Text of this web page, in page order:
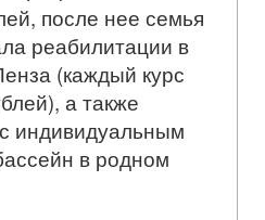
после нее семья
реабилитации в
(каждый курс
а также
индивидуальным
в родном